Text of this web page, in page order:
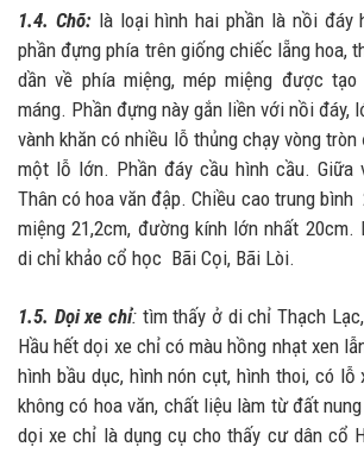
1.4. Chõ: là loại hình hai phần là nồi đáy
phần đựng phía trên giống chiếc lẵng hoa,
dần về phía miệng, mép miệng được
máng. Phần đựng này gắn liền với nồi đáy,
vành khăn có nhiều lỗ thủng chạy vòng
một lỗ lớn. Phần đáy cầu hình cầu. Giữa
Thân có hoa văn đập. Chiều cao trung bình
miệng 21,2cm, đường kính lớn nhất
di chỉ khảo cổ học Bãi Cọi, Bãi Lòi.
1.5. Dọi xe chỉ: tìm thấy ở di chỉ Thạch
Hầu hết dọi xe chỉ có màu hồng nhạt xen
hình bầu dục, hình nón cụt, hình thoi, có lỗ
không có hoa văn, chất liệu làm từ đất
dọi xe chỉ là dụng cụ cho thấy cư dân cổ